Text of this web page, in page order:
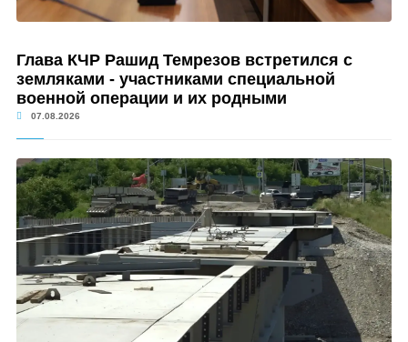
Глава КЧР Рашид Темрезов встретился с
земляками - участниками специальной
военной операции и их родными
07.08.2026